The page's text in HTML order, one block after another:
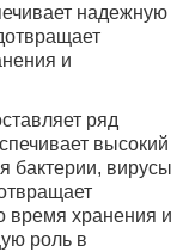
надежную
и
ряд
высокий
бактерии, вирусы
время хранения и
роль в